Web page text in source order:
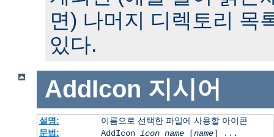
면) 나머지 디렉토리 목
있다.
AddIcon 지시어
설명:
이름으로 선택한 파일에 사용할 아이콘
문법:
AddIcon icon name[name] ...